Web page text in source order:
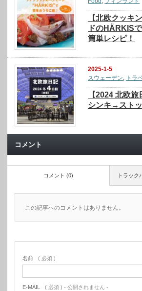
【北欧クッキ
ドのHÄRKIS
簡単レシピ！
2025-1-5
スウェーデン
トラ
【2024 北欧
シンキ→スト
コメント
トラック
コメント (0)
この記事へのコメントはありません。
名前 ( 必須 )
E-MAIL ( 必須 ) - 公開されません -